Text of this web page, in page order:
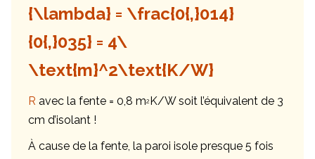
{\lambda} = \frac{0{,}014}
{0{,}035} = 4\
\text{m}^2\text{K/W}
R avec la fente = 0,8 m2 K/W soit l’équivalent de 3
cm d’isolant !
À cause de la fente, la paroi isole presque 5 fois